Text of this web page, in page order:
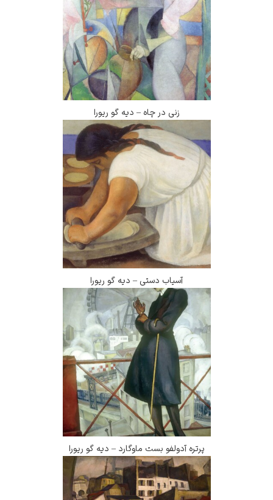
زنی در چاه – دیه گو ریورا
آسیاب دستی – دیه گو ریورا
پرتره آدولفو بست ماوگارد – دیه گو ریورا